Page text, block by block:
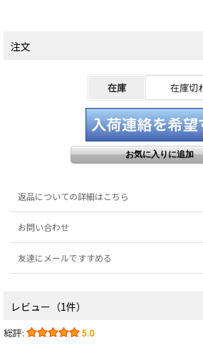
注文
在庫 在庫切
返品についての詳細はこちら
お問い合わせ
友達にメールですすめる
レビュー（1件）
総評: 5.0